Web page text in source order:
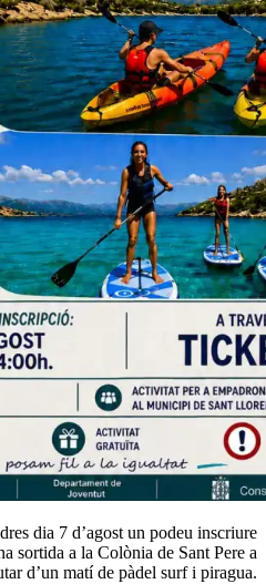
dia 7 d’agost un podeu inscriure
sortida a la Colònia de Sant Pere a
d’un matí de pàdel surf i piragua.